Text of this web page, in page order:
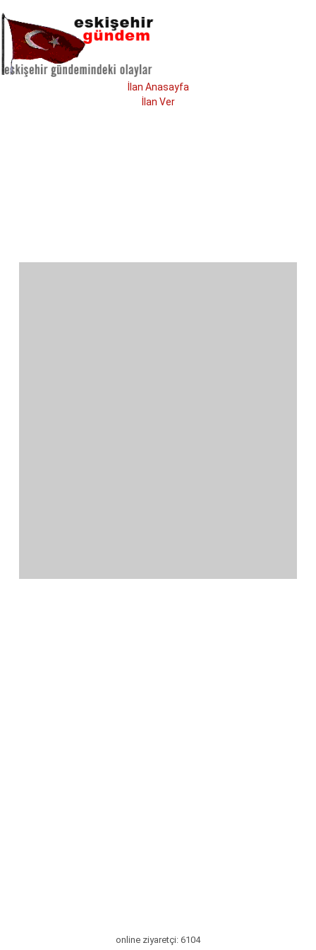
İlan Anasayfa
İlan Ver
online ziyaretçi: 6104